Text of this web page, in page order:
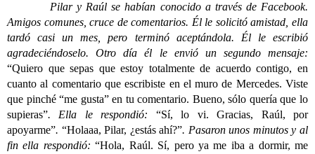
Pilar y Raúl se habían conocido a través de Facebook.
Amigos comunes, cruce de comentarios. Él le solicitó amistad, ella
tardó casi un mes, pero terminó aceptándola. Él le escribió
agradeciéndoselo. Otro día él le envió un segundo mensaje:
“Quiero que sepas que estoy totalmente de acuerdo contigo, en
cuanto al comentario que escribiste en el muro de Mercedes. Viste
que pinché “me gusta” en tu comentario. Bueno, sólo quería que lo
supieras”. Ella le respondió: “Sí, lo vi. Gracias, Raúl, por
apoyarme”. “Holaaa, Pilar, ¿estás ahí?”. Pasaron unos minutos y al
fin ella respondió:“Hola, Raúl. Sí, pero ya me iba a dormir, me